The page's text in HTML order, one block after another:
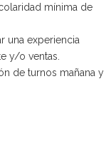
mínima de
una experiencia
y/o ventas.
de turnos mañana y